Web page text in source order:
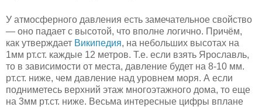
У атмосферного давления есть замечательное свойство
— оно падает с высотой, что вполне логично. Причём,
как утверждает Википедия, на небольших высотах на
1мм рт.ст. каждые 12 метров. Т.е. если взять Ярославль,
то в зависимости от места, давление будет на 8-10 мм.
рт.ст. ниже, чем давление над уровнем моря. А если
подниметесь верхний этаж многоэтажного дома, то еще
на 3мм рт.ст. ниже. Весьма интересные цифры вплане